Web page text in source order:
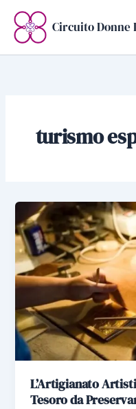
contenuto
Circuito
turismo
L’Artigianato
Tesoro da